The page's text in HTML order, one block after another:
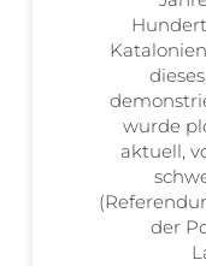
wurde
aktuell,
der